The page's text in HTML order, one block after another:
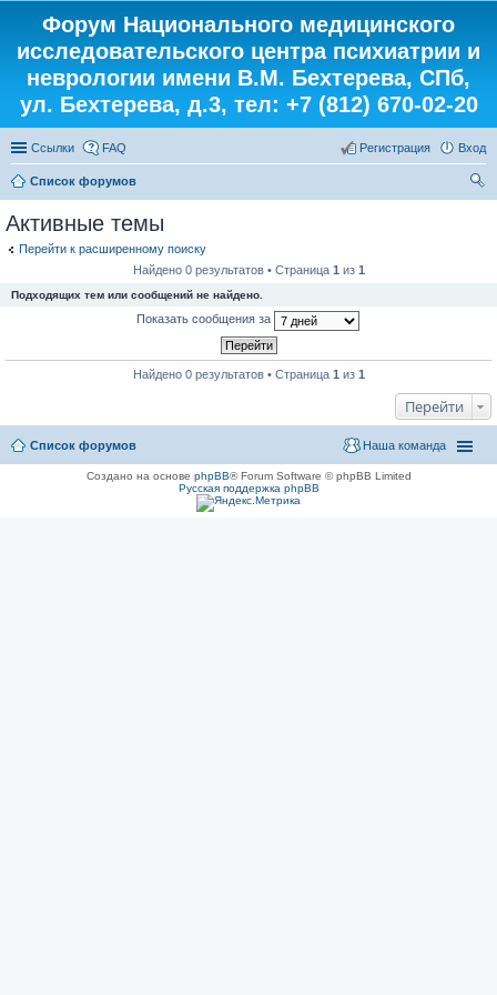
Форум Национального медицинского
исследовательского центра психиатрии и
неврологии имени В.М. Бехтерева, СПб,
ул. Бехтерева, д.3, тел: +7 (812) 670-02-20
Ссылки FAQ Вход
Регистрация
Список форумов
Активные темы
Перейти к расширенному поиску
Найдено 0 результатов • Страница 1 из 1
Подходящих тем или сообщений не найдено.
Показать сообщения за
Найдено 0 результатов • Страница 1 из 1
Перейти
Список форумов Наша команда
Создано на основе phpBB® Forum Software © phpBB Limited
Русская поддержка phpBB